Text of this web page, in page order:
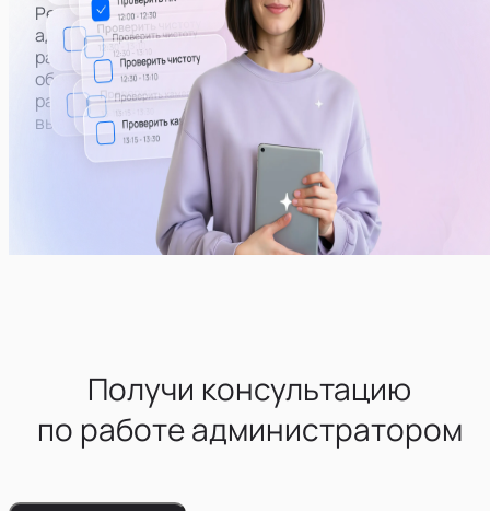
Регулярная часть расписания — приезжать на
адреса вебкам студий, оценивать их внешний вид,
работоспособность техники и бытового
оборудования. При необходимости — пополнять
расходники и работать с поломками (самому или
вызывать человека нужной профессии)
Получи консультацию
по работе администратором